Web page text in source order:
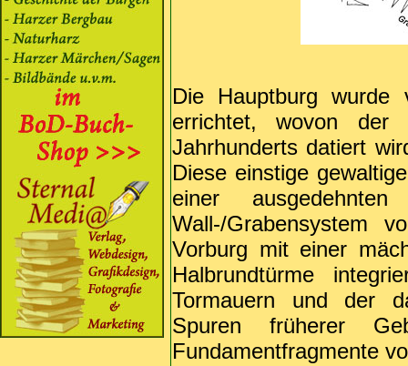
Die Hauptburg wurde
errichtet, wovon
Jahrhunderts datiert
Diese einstige
einer
Wall-/Grabensystem
Vorburg mit einer
Halbrundtürme
Tormauern und der
Spuren früherer
Fundamentfragmente